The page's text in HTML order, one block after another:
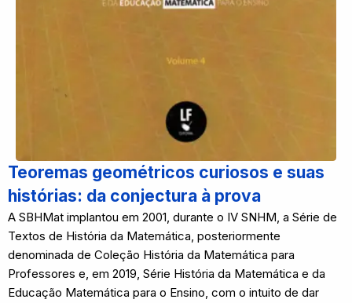
Teoremas geométricos curiosos e suas
histórias: da conjectura à prova
A SBHMat implantou em 2001, durante o IV SNHM, a Série de
Textos de História da Matemática, posteriormente
denominada de Coleção História da Matemática para
Professores e, em 2019, Série História da Matemática e da
Educação Matemática para o Ensino, com o intuito de dar